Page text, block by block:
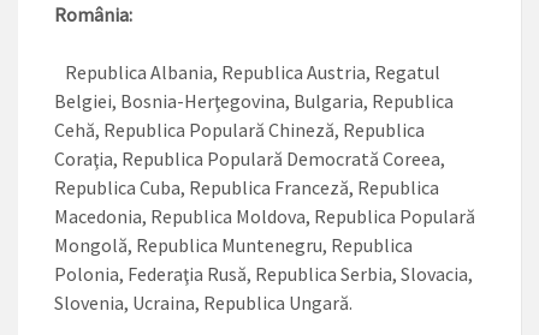
România:
Republica Albania, Republica Austria, Regatul
Belgiei, Bosnia-Herţegovina, Bulgaria, Republica
Cehă, Republica Populară Chineză, Republica
Coraţia, Republica Populară Democrată Coreea,
Republica Cuba, Republica Franceză, Republica
Macedonia, Republica Moldova, Republica Populară
Mongolă, Republica Muntenegru, Republica
Polonia, Federaţia Rusă, Republica Serbia, Slovacia,
Slovenia, Ucraina, Republica Ungară.